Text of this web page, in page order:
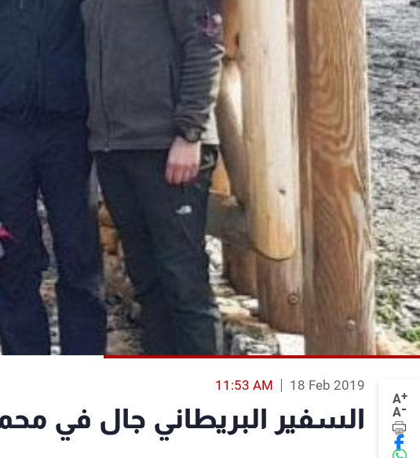
A+
A-
18 Feb 2019
11:53 AM
السفير البريطاني جال في